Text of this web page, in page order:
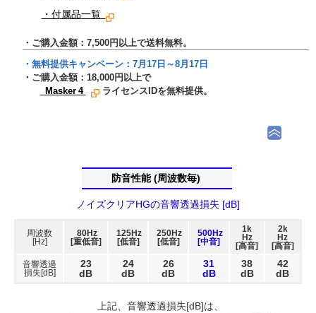
・付属品一覧
・ご購入金額：7,500円以上で送料無料。
・無料提供キャンペーン： 7月17日～8月17日
・ご購入金額： 18,000円以上で
Masker 4
ライセンスIDを無料提供。
防音性能 (周波数毎)
ノイズクリアHGの音響透過損失 [dB]
周波数
[Hz]
80Hz
[重低音]
125Hz
[低音]
250Hz
[低音]
500Hz
[中音]
1k
Hz
[高音]
2k
Hz
[高音]
音響透過
損失[dB]
23
dB
24
dB
26
dB
31
dB
38
dB
42
dB
上記、音響透過損失[dB]は、